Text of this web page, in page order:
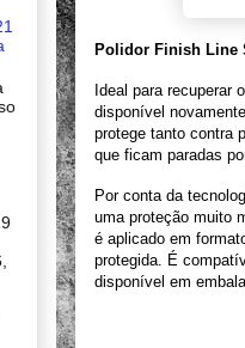
Polidor Finish Line
Ideal para recuperar
disponível
protege tanto contra
que ficam paradas
Por conta da
uma proteção muito
é aplicado em
protegida. É
disponível em